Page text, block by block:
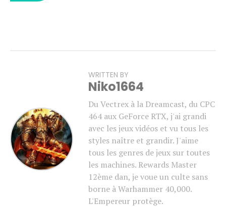
WRITTEN BY
Niko1664
Du Vectrex à la Dreamcast, du CPC
464 aux GeForce RTX, j'ai grandi
avec les jeux vidéos et vu tous les
styles naître et grandir. J'aime
tous les genres de jeux sur toutes
les machines. Rewards Master
12ème dan, je voue un culte sans
borne à Warhammer 40,000.
L'Empereur protège.